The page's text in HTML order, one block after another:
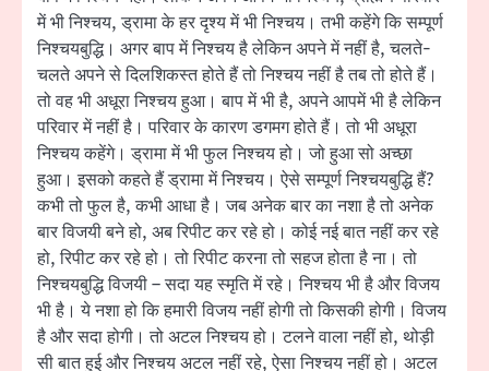
में भी निश्चय, ड्रामा के हर दृश्य में भी निश्चय। तभी कहेंगे कि सम्पूर्ण
निश्चयबुद्धि। अगर बाप में निश्चय है लेकिन अपने में नहीं है, चलते-
चलते अपने से दिलशिकस्त होते हैं तो निश्चय नहीं है तब तो होते हैं।
तो वह भी अधूरा निश्चय हुआ। बाप में भी है, अपने आपमें भी है लेकिन
परिवार में नहीं है। परिवार के कारण डगमग होते हैं। तो भी अधूरा
निश्चय कहेंगे। ड्रामा में भी फुल निश्चय हो। जो हुआ सो अच्छा
हुआ। इसको कहते हैं ड्रामा में निश्चय। ऐसे सम्पूर्ण निश्चयबुद्धि हैं?
कभी तो फुल है, कभी आधा है। जब अनेक बार का नशा है तो अनेक
बार विजयी बने हो, अब रिपीट कर रहे हो। कोई नई बात नहीं कर रहे
हो, रिपीट कर रहे हो। तो रिपीट करना तो सहज होता है ना। तो
निश्चयबुद्धि विजयी – सदा यह स्मृति में रहे। निश्चय भी है और विजय
भी है। ये नशा हो कि हमारी विजय नहीं होगी तो किसकी होगी। विजय
है और सदा होगी। तो अटल निश्चय हो। टलने वाला नहीं हो, थोड़ी
सी बात हुई और निश्चय अटल नहीं रहे, ऐसा निश्चय नहीं हो। अटल